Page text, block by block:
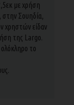
με χρήση
στην Σουηδία,
χρηστών είδαν
της Largo.
το